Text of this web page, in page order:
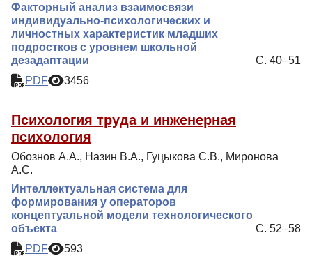
Факторный анализ взаимосвязи
индивидуально-психологических и
личностных характеристик младших
подростков с уровнем школьной
дезадаптации
С. 40–51
PDF
3456
Психология труда и инженерная
психология
Обознов А.А., Назин В.А., Гуцыкова С.В., Миронова
А.С.
Интеллектуальная система для
формирования у операторов
концептуальной модели технологического
объекта
С. 52–58
PDF
593